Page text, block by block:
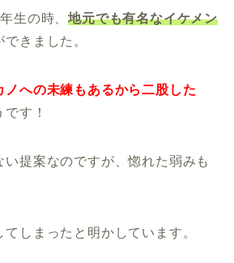
生の時、地元でも有名なイケメン
きました。
ノへの未練もあるから二股した
す！
提案なのですが、惚れた弱みも
しまったと明かしています。